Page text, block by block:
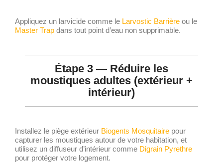
Appliquez un larvicide comme le Larvostic Barrière ou le
Master Trap dans tout point d’eau non supprimable.
Étape 3 — Réduire les
moustiques adultes (extérieur +
intérieur)
Installez le piège extérieur Biogents Mosquitaire pour
capturer les moustiques autour de votre habitation, et
utilisez un diffuseur d’intérieur comme Digrain Pyrethre
pour protéger votre logement.